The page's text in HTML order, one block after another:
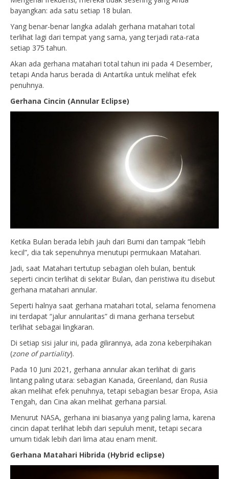
bayangkan: ada satu setiap 18 bulan.
Yang benar-benar langka adalah gerhana matahari total
terlihat lagi dari tempat yang sama, yang terjadi rata-rata
setiap 375 tahun.
Akan ada gerhana matahari total tahun ini pada 4 Desember,
tetapi Anda harus berada di Antartika untuk melihat efek
penuhnya.
Gerhana Cincin (Annular Eclipse)
Ketika Bulan berada lebih jauh dari Bumi dan tampak “lebih
kecil”, dia tak sepenuhnya menutupi permukaan Matahari.
Jadi, saat Matahari tertutup sebagian oleh bulan, bentuk
seperti cincin terlihat di sekitar Bulan, dan peristiwa itu disebut
gerhana matahari annular.
Seperti halnya saat gerhana matahari total, selama fenomena
ini terdapat “jalur annularitas” di mana gerhana tersebut
terlihat sebagai lingkaran.
Di setiap sisi jalur ini, pada gilirannya, ada zona keberpihakan
(zone of partiality).
Pada 10 Juni 2021, gerhana annular akan terlihat di garis
lintang paling utara: sebagian Kanada, Greenland, dan Rusia
akan melihat efek penuhnya, tetapi sebagian besar Eropa, Asia
Tengah, dan Cina akan melihat gerhana parsial.
Menurut NASA, gerhana ini biasanya yang paling lama, karena
cincin dapat terlihat lebih dari sepuluh menit, tetapi secara
umum tidak lebih dari lima atau enam menit.
Gerhana Matahari Hibrida (Hybrid eclipse)